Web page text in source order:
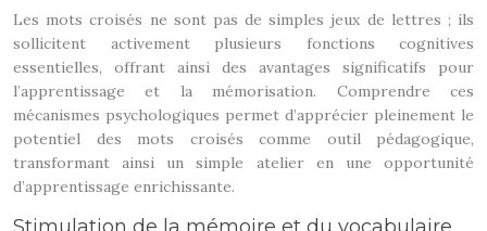
Les mots croisés ne sont pas de simples jeux de lettres ; ils
sollicitent activement plusieurs fonctions cognitives
essentielles, offrant ainsi des avantages significatifs pour
l’apprentissage et la mémorisation. Comprendre ces
mécanismes psychologiques permet d’apprécier pleinement le
potentiel des mots croisés comme outil pédagogique,
transformant ainsi un simple atelier en une opportunité
d’apprentissage enrichissante.